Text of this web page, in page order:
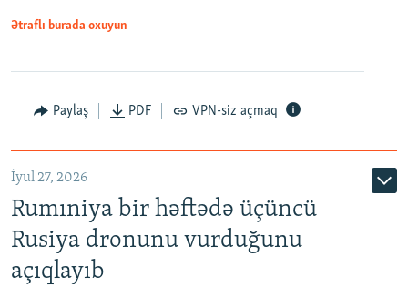
Ətraflı burada oxuyun
Paylaş PDF VPN-siz açmaq
İyul 27, 2026
Rumıniya bir həftədə üçüncü
Rusiya dronunu vurduğunu
açıqlayıb